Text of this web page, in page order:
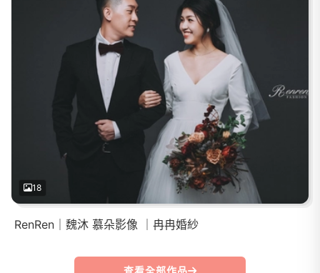
18
RenRen｜魏沐 慕朵影像 ｜冉冉婚紗
查看全部作品